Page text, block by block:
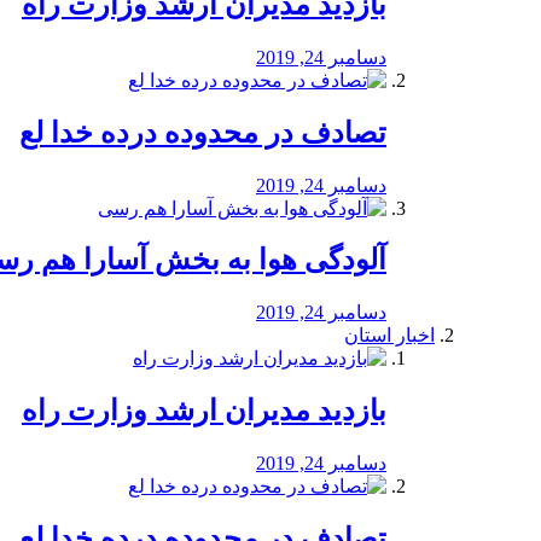
دسامبر 24, 2019
تصادف در محدوده درده خدا لع
دسامبر 24, 2019
آلودگی هوا به بخش آسارا هم
دسامبر 24, 2019
اخبار استان
بازدید مدیران ارشد وزارت راه
دسامبر 24, 2019